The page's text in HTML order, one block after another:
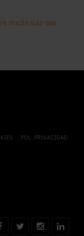
mucho más que
POL. PRIVACIDAD